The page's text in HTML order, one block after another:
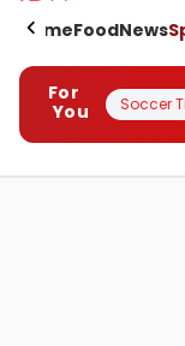
HomeFoodNews
For
You
Soccer